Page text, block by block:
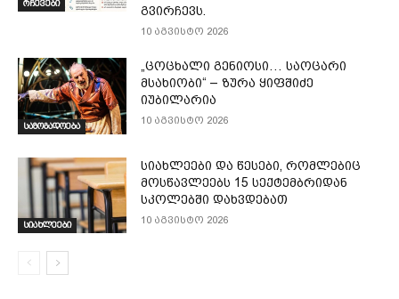
რჩევები
გვირჩევს.
10 აგვისტო 2026
საზოგადოება
„ცოცხალი გენიოსი… საოცარი
მსახიობი“ – ზურა ყიფშიძე
იუბილარია
10 აგვისტო 2026
სიახლეები
სიახლეები და წესები, რომლებიც
მოსწავლეებს 15 სექტემბრიდან
სკოლებში დახვდებათ
10 აგვისტო 2026